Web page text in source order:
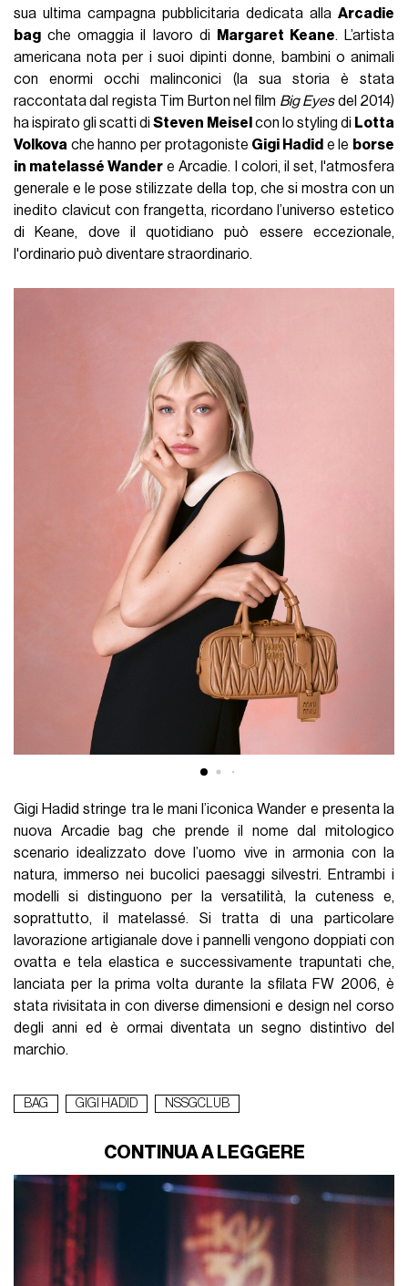
sua ultima campagna pubblicitaria dedicata alla Arcadie
bag che omaggia il lavoro di Margaret Keane. L’artista
americana nota per i suoi dipinti donne, bambini o animali
con enormi occhi malinconici (la sua storia è stata
raccontata dal regista Tim Burton nel film Big Eyesdel 2014)
ha ispirato gli scatti diSteven Meisel con lo styling di Lotta
Volkova che hanno per protagoniste Gigi Hadid e le borse
in matelassé Wander e Arcadie. I colori, il set, l'atmosfera
generale e le pose stilizzate della top, che si mostra con un
inedito clavicut con frangetta, ricordano l’universo estetico
di Keane, dove il quotidiano può essere eccezionale,
l'ordinario può diventare straordinario.
Gigi Hadid stringe tra le mani l’iconica Wander e presenta la
nuova Arcadie bag che prende il nome dal mitologico
scenario idealizzato dove l’uomo vive in armonia con la
natura, immerso nei bucolici paesaggi silvestri. Entrambi i
modelli si distinguono per la versatilità, la cuteness e,
soprattutto, il matelassé. Si tratta di una particolare
lavorazione artigianale dove i pannelli vengono doppiati con
ovatta e tela elastica e successivamente trapuntati che,
lanciata per la prima volta durante la sfilata FW 2006, è
stata rivisitata in con diverse dimensioni e design nel corso
degli anni ed è ormai diventata un segno distintivo del
marchio.
BAG GIGI HADID NSSGCLUB
CONTINUA A LEGGERE